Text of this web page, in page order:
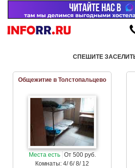
СПЕШИТЕ
Общежитие в Толстопальцево
Места есть От 500 руб.
Комнаты: 4/ 6/ 8/ 12